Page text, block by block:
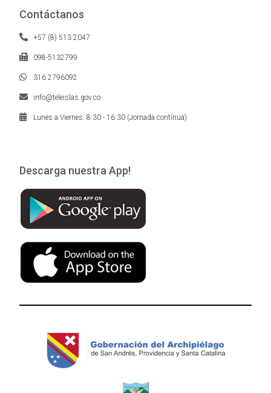
Contáctanos
+57 (8) 513 2047
098-5132799
316 2796092
info@teleislas.gov.co
Lunes a Viernes: 8:30 - 16:30 (Jornada contínua)
Descarga nuestra App!